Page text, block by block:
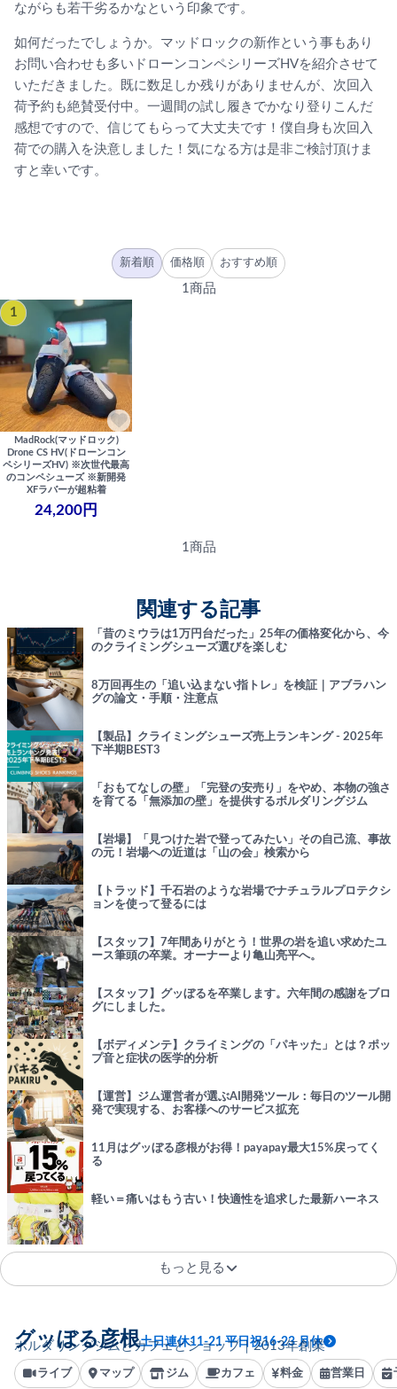
ながらも若干劣るかなという印象です。
如何だったでしょうか。マッドロックの新作という事もあり
お問い合わせも多いドローンコンペシリーズHVを紹介させて
いただきました。既に数足しか残りがありませんが、次回入
荷予約も絶賛受付中。一週間の試し履きでかなり登りこんだ
感想ですので、信じてもらって大丈夫です！僕自身も次回入
荷での購入を決意しました！気になる方は是非ご検討頂けま
すと幸いです。
新着順 価格順 おすすめ順
1商品
1
MadRock(マッドロック)
Drone CS HV(ドローンコン
ペシリーズHV) ※次世代最高
のコンペシューズ ※新開発
XFラバーが超粘着
24,200円
1商品
関連する記事
「昔のミウラは1万円台だった」25年の価格変化から、今
のクライミングシューズ選びを楽しむ
8万回再生の「追い込まない指トレ」を検証｜アブラハン
グの論文・手順・注意点
【製品】クライミングシューズ売上ランキング - 2025年
下半期BEST3
「おもてなしの壁」「完登の安売り」をやめ、本物の強さ
を育てる「無添加の壁」を提供するボルダリングジム
【岩場】「見つけた岩で登ってみたい」その自己流、事故
の元！岩場への近道は「山の会」検索から
【トラッド】千石岩のような岩場でナチュラルプロテクシ
ョンを使って登るには
【スタッフ】7年間ありがとう！世界の岩を追い求めたユ
ース筆頭の卒業。オーナーより亀山亮平へ。
【スタッフ】グッぼるを卒業します。六年間の感謝をブロ
グにしました。
【ボディメンテ】クライミングの「パキッた」とは？ポッ
プ音と症状の医学的分析
【運営】ジム運営者が選ぶAI開発ツール：毎日のツール開
発で実現する、お客様へのサービス拡充
11月はグッぼる彦根がお得！payapay最大15%戻ってく
る
軽い＝痛いはもう古い！快適性を追求した最新ハーネス
もっと見る
ボルダリングジムとカフェとショップ｜2013年創業
グッぼる彦根土日連休11-21 平日祝16-23 月休
ライブ マップ ジム カフェ 料金 営業日